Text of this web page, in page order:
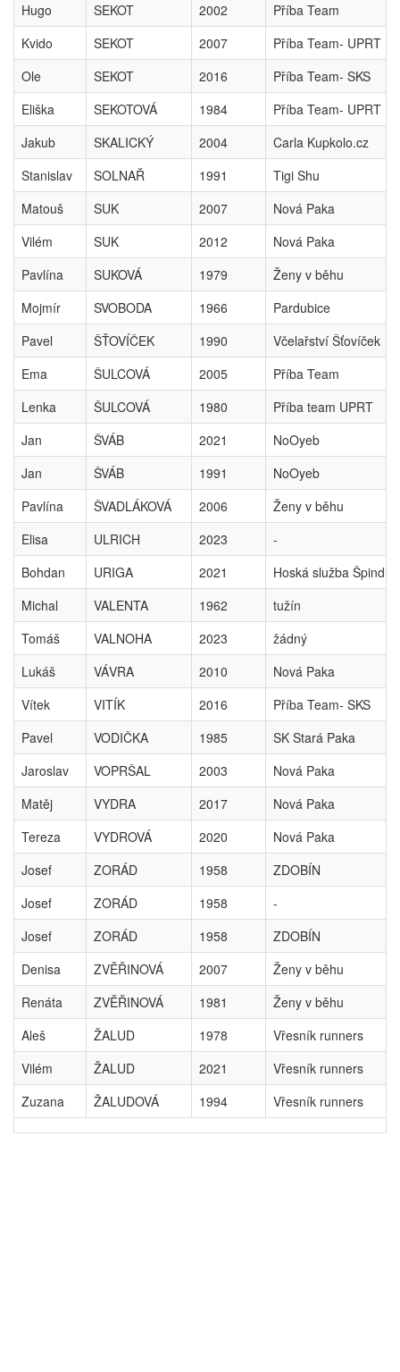
Hugo
SEKOT 2002
Příba Team
Kvido
SEKOT 2007
Příba Team- UPRT
Ole
SEKOT 2016
Příba Team- SKS
Eliška
SEKOTOVÁ 1984
Příba Team- UPRT
Jakub
SKALICKÝ 2004
Carla Kupkolo.cz
Stanislav
SOLNAŘ 1991
Tigi Shu
Matouš
SUK 2007
Nová Paka
Vilém
SUK 2012
Nová Paka
Pavlína
SUKOVÁ 1979
Ženy v běhu
Mojmír
SVOBODA 1966
Pardubice
Pavel
ŠŤOVÍČEK 1990
Včelařství Šťovíček
Ema
ŠULCOVÁ 2005
Příba Team
Lenka
ŠULCOVÁ 1980
Příba team UPRT
Jan
ŠVÁB 2021
NoOyeb
Jan
ŠVÁB 1991
NoOyeb
Pavlína
ŠVADLÁKOVÁ 2006
Ženy v běhu
Elisa
ULRICH 2023
-
Bohdan
URIGA 2021
Hoská služba
Michal
VALENTA 1962
tužín
Tomáš
VALNOHA 2023
žádný
Lukáš
VÁVRA 2010
Nová Paka
Vítek
VITÍK 2016
Příba Team- SKS
Pavel
VODIČKA 1985
SK Stará Paka
Jaroslav
VOPRŠAL 2003
Nová Paka
Matěj
VYDRA 2017
Nová Paka
Tereza
VYDROVÁ 2020
Nová Paka
Josef
ZORÁD 1958
ZDOBÍN
Josef
ZORÁD 1958
-
Josef
ZORÁD 1958
ZDOBÍN
Denisa
ZVĚŘINOVÁ 2007
Ženy v běhu
Renáta
ZVĚŘINOVÁ 1981
Ženy v běhu
Aleš
ŽALUD 1978
Vřesník runners
Vilém
ŽALUD 2021
Vřesník runners
Zuzana
ŽALUDOVÁ 1994 Vřesník runners